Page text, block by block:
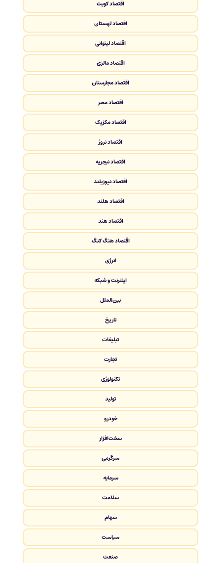
اقتصاد کویت
اقتصاد لهستان
اقتصاد لیتوانی
اقتصاد مالزی
اقتصاد مجارستان
اقتصاد مصر
اقتصاد مکزیک
اقتصاد نروژ
اقتصاد نیجریه
اقتصاد نیوزیلند
اقتصاد هلند
اقتصاد هند
اقتصاد هنگ کنگ
انرژی
اینترنت و شبکه
بین‌الملل
تاریخ
تبلیغات
تجارت
تکنولوژی
تولید
خودرو
سخت‌افزار
سرگرمی
سرمایه
سلامت
سهام
سیاست
صنعت